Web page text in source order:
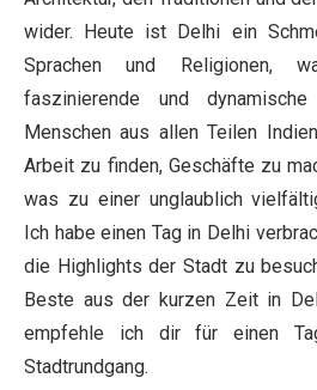
wider. Heute ist Delhi ein
Sprachen und Religionen,
faszinierende und
Menschen aus allen Teilen
Arbeit zu finden, Geschäfte zu
was zu einer unglaublich
Ich habe einen Tag in Delhi
die Highlights der Stadt zu
Beste aus der kurzen Zeit in
empfehle ich dir für einen
Stadtrundgang.